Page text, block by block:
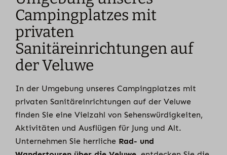
Campingplatzes mit
privaten
Sanitäreinrichtungen auf
der Veluwe
In der Umgebung unseres Campingplatzes mit
privaten Sanitäreinrichtungen auf der Veluwe
finden Sie eine Vielzahl von Sehenswürdigkeiten,
Aktivitäten und Ausflügen für Jung und Alt.
Unternehmen Sie herrliche Rad- und